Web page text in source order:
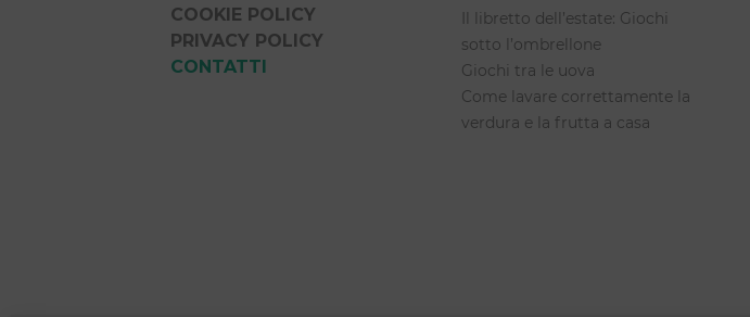
COOKIE POLICY
PRIVACY POLICY
CONTATTI
Il libretto dell’estate: Giochi
sotto l’ombrellone
Giochi tra le uova
Come lavare correttamente la
verdura e la frutta a casa